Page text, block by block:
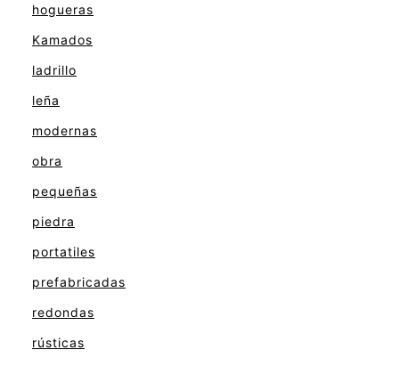
hogueras
Kamados
ladrillo
leña
modernas
obra
pequeñas
piedra
portatiles
prefabricadas
redondas
rústicas